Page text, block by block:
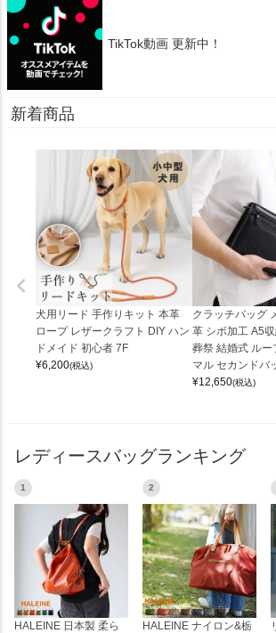
TikTok動画 更新中！
新着商品
犬用リード 手作りキット 本革
ロープ レザークラフト DIY ハン
ドメイド 初心者 7F
¥6,200(税込)
クラッチバッグ
革 シボ加工 A5
葬祭 結婚式 ルー
マル セカンドバ
¥12,650(税込)
レディースバッグランキング
1
HALEINE 日本製 柔ら
2
HALEINE ナイロン&栃